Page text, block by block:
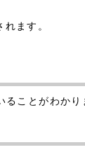
ます。
ことがわかり